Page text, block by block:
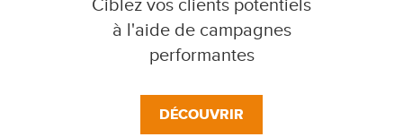
Ciblez vos clients potentiels
à l'aide de campagnes
performantes
DÉCOUVRIR